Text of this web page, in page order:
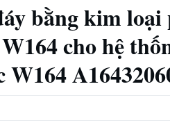
bằng kim
cho hệ